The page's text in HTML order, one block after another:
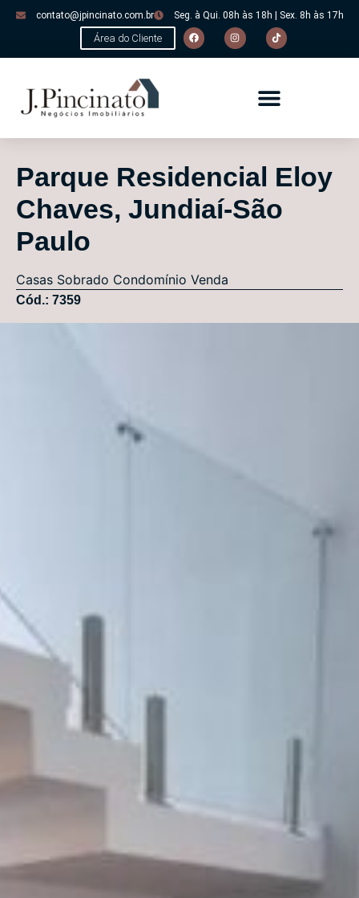
contato@jpincinato.com.br Seg. à Qui. 08h às 18h | Sex. 8h às 17h
Área do Cliente
Parque Residencial Eloy
Chaves, Jundiaí-São
Paulo
Casas Sobrado Condomínio Venda
Cód.: 7359